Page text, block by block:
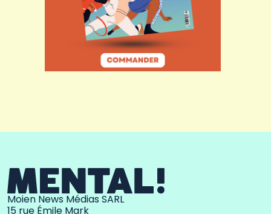
Moien News Médias SARL
15 rue Émile Mark